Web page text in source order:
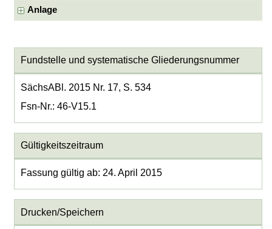
Anlage
Fundstelle und systematische Gliederungsnummer
SächsABl. 2015 Nr. 17, S. 534
Fsn-Nr.: 46-V15.1
Gültigkeitszeitraum
Fassung gültig ab: 24. April 2015
Drucken/Speichern